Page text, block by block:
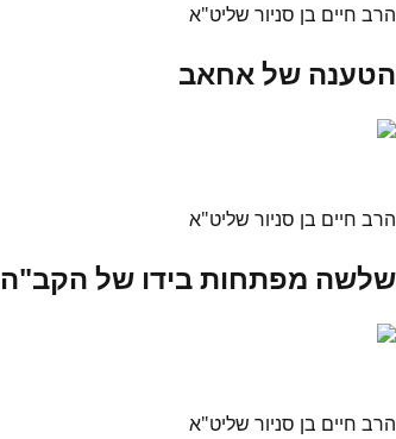
הרב חיים בן סניור שליט"א
הטענה של אחאב
הרב חיים בן סניור שליט"א
שלשה מפתחות בידו של הקב"ה
הרב חיים בן סניור שליט"א